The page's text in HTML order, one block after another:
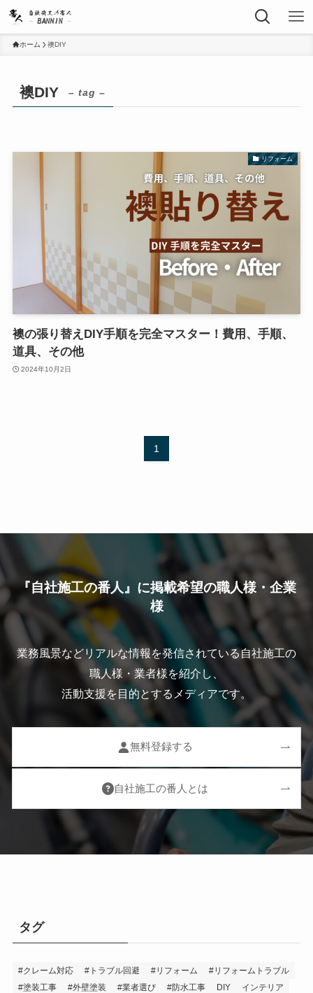
ホーム 襖DIY
襖DIY – tag –
リフォーム
襖の張り替えDIY手順を完全マスター！費用、手順、
道具、その他
2024年10月2日
1
『自社施工の番人』に掲載希望の職人様・企業
様
業務風景などリアルな情報を発信されている自社施工の
職人様・業者様を紹介し、
活動支援を目的とするメディアです。
無料登録する
自社施工の番人とは
タグ
#クレーム対応 #トラブル回避 #リフォーム
#リフォームトラブル
#塗装工事
#外壁塗装 #業者選び #防水工事 DIY
インテリア